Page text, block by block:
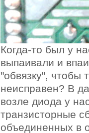
Когда-то был у
выпаивали и
"обвязку", чтобы
неисправен? В
возле диода у
транзисторные
объединенных в